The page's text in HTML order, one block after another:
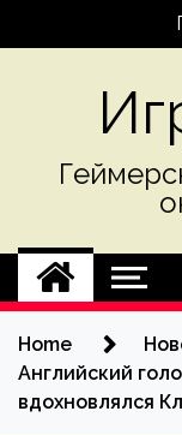
Home
Английский
вдохновлялся